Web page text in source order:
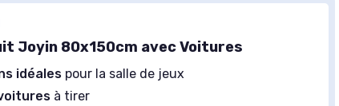
Joyin 80x150cm avec Voitures
idéales pour la salle de jeux
à tirer